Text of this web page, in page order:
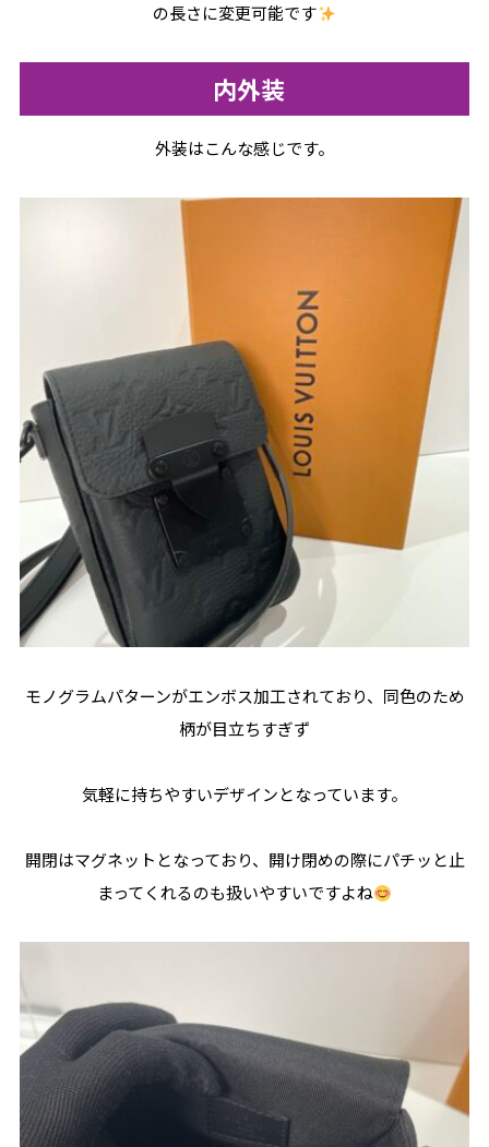
の長さに変更可能です
内外装
外装はこんな感じです。
モノグラムパターンがエンボス加工されており、同色のため
柄が目立ちすぎず
気軽に持ちやすいデザインとなっています。
開閉はマグネットとなっており、開け閉めの際にパチッと止
まってくれるのも扱いやすいですよね